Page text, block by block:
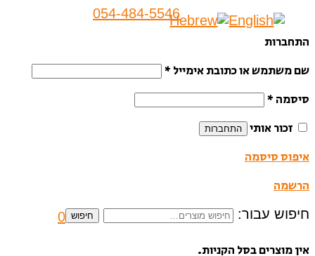
054-484-5546
התחברות
שם משתמש או כתובת אימייל *
סיסמה *
זכור אותי
התחברות
איפוס סיסמה
הרשמה
חיפוש עבור: חיפוש 0
אין מוצרים בסל הקניות.